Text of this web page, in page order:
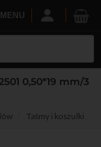
MENU
0,50*19 mm/3
Taśmy i koszulki